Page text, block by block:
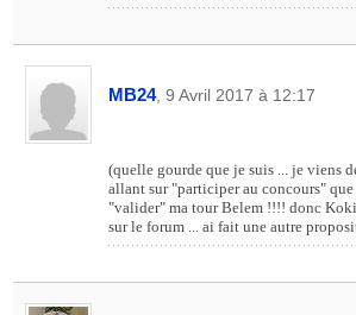
MB24, 9 Avril 2017 à 12:17
(quelle gourde que je suis ... je viens
allant sur "participer au concours" que
"valider" ma tour Belem !!!! donc
sur le forum ... ai fait une autre